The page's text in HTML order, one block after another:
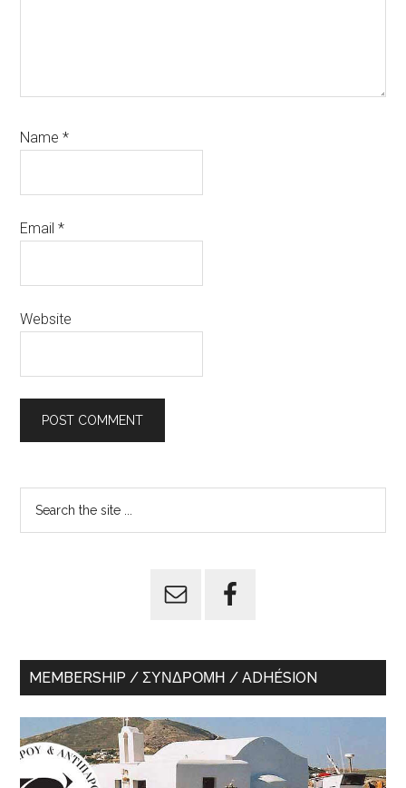
Name*
Email*
Website
Primary
Sidebar
MEMBERSHIP / ΣΥΝΔΡΟΜΉ / ADHÉSION